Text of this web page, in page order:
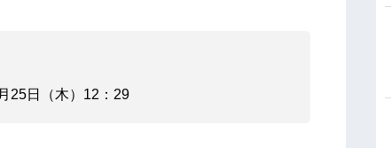
25日（木）12：29